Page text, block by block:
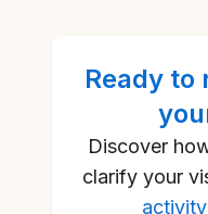
Ready to
Discover
clarify your
activity